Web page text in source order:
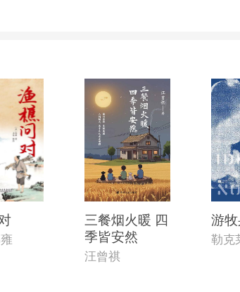
三餐烟火暖 四
季皆安然
汪曾祺
游
勒克